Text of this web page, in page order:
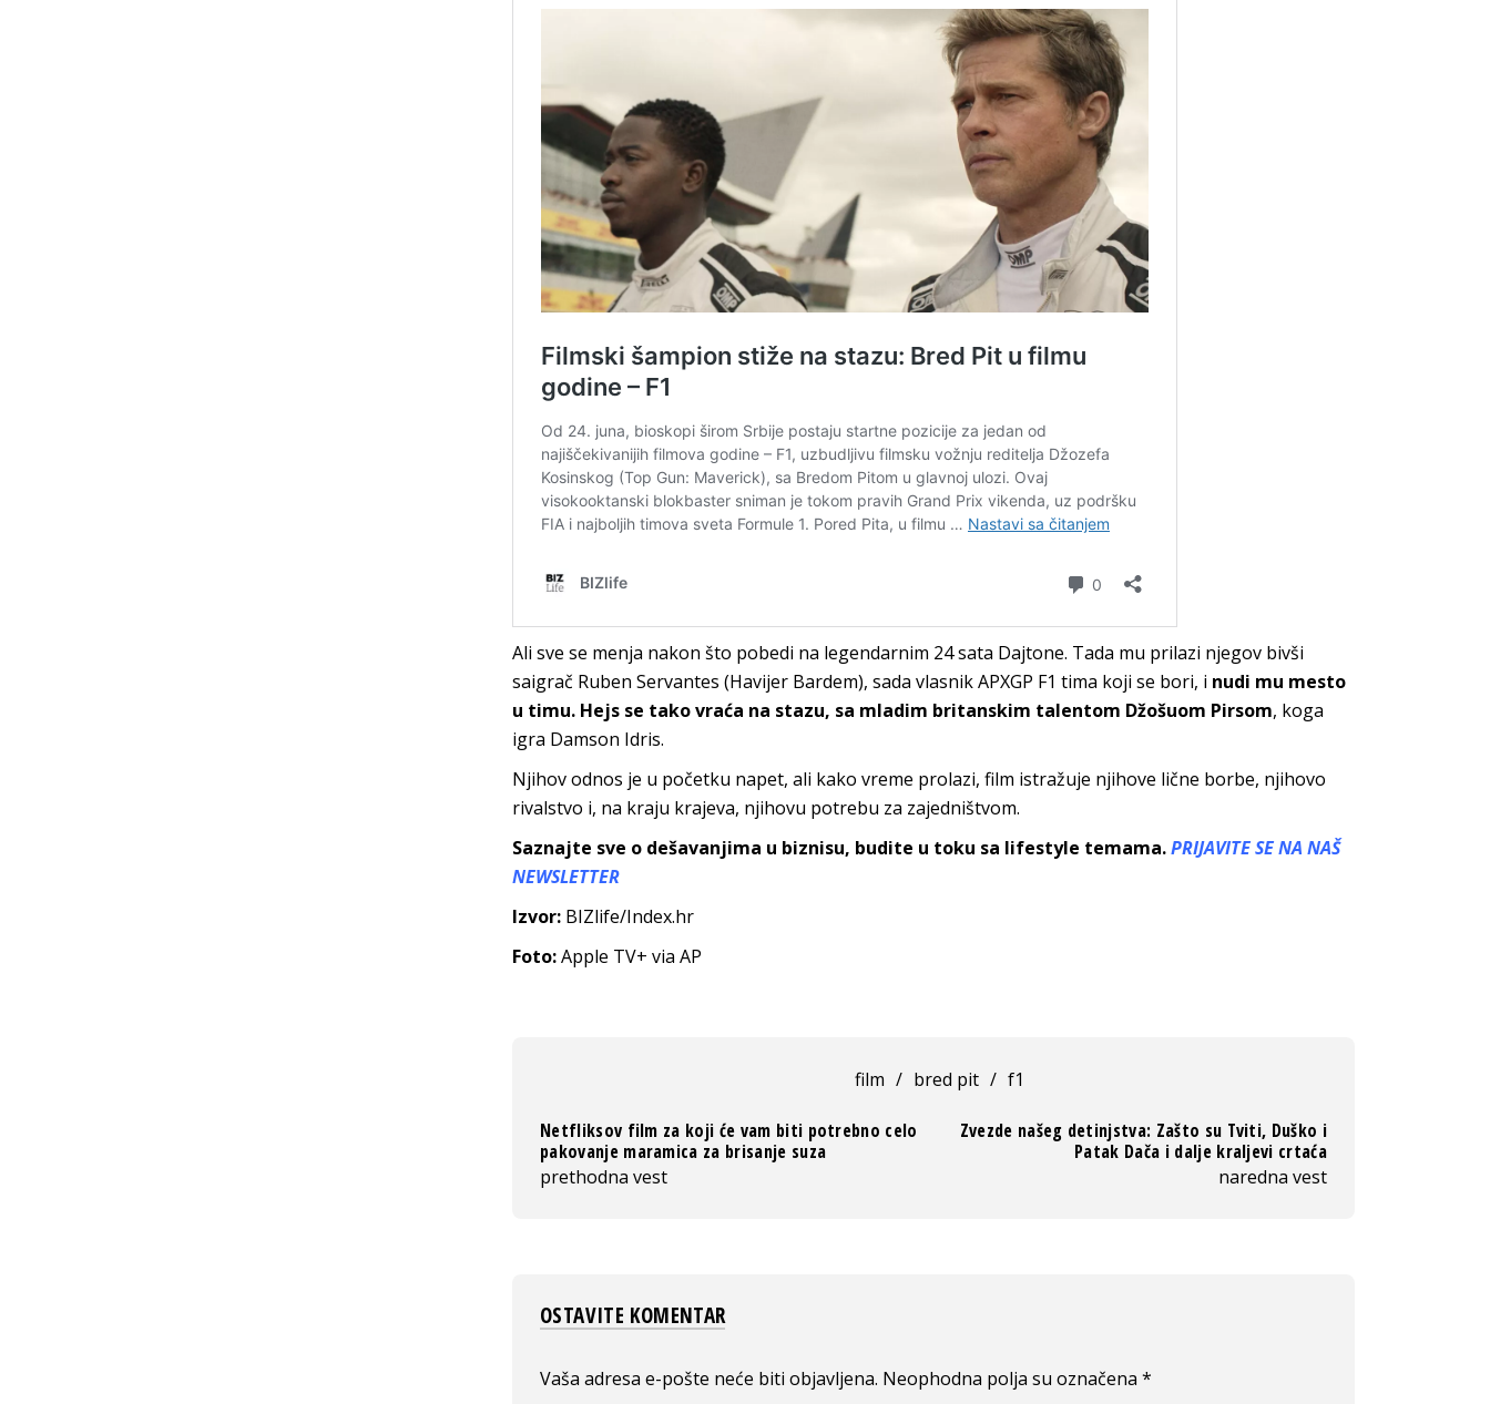
Ali sve se menja nakon što pobedi na legendarnim 24 sata Dajtone. Tada mu prilazi njegov bivši
saigrač Ruben Servantes (Havijer Bardem), sada vlasnik APXGP F1 tima koji se bori, i nudi mu mesto
u timu. Hejs se tako vraća na stazu, sa mladim britanskim talentom Džošuom Pirsom, koga
igra Damson Idris.
Njihov odnos je u početku napet, ali kako vreme prolazi, film istražuje njihove lične borbe, njihovo
rivalstvo i, na kraju krajeva, njihovu potrebu za zajedništvom.
Saznajte sve o dešavanjima u biznisu, budite u toku sa lifestyle temama.PRIJAVITE SE NA NAŠ
NEWSLETTER
Izvor: BIZlife/Index.hr
Foto:Apple TV+ via AP
film / bred pit / f1
Netfliksov film za koji će vam biti potrebno celo
pakovanje maramica za brisanje suza
prethodna vest
Zvezde našeg detinjstva: Zašto su Tviti, Duško i
Patak Dača i dalje kraljevi crtaća
naredna vest
OSTAVITE KOMENTAR
Vaša adresa e-pošte neće biti objavljena. Neophodna polja su označena *